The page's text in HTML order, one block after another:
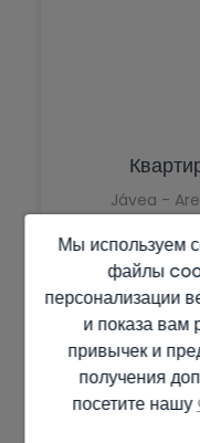
Jávea -
Мы используем
файлы
персонализации
и показа вам
привычек и
получения
посетите нашу